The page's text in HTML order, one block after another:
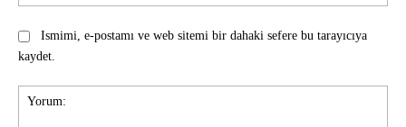
Ismimi, e-postamı ve web sitemi bir dahaki sefere bu tarayıcıya
kaydet.